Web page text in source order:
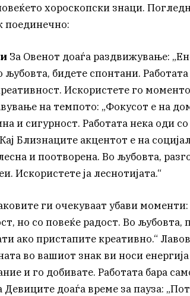
хороскопски знаци.
поединечно:
За Овенот доаѓа раздвижување:
љубовта, бидете спонтани.
Искористете го
на темпото: „Фокусот е на
и сигурност. Работата нека оди
Близнаците акцентот е на
и поотворена. Во љубовта,
Искористете ја леснотијата.“
ги очекуваат убави
но со повеќе радост. Во љубовта,
ако пристапите креативно.“
во вашиот знак ви носи
и го добивате. Работата бара
Девиците доаѓа време за пауза: